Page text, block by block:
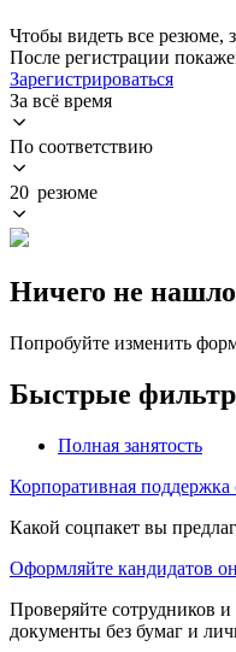
Чтобы видеть все резюме,
После регистрации
Зарегистрироваться
За всё время
По соответствию
20 резюме
Ничего не
Попробуйте изменить
Быстрые
Полная занятость
Корпоративная поддержка
Какой соцпакет вы
Оформляйте кандидатов
Проверяйте сотрудников
документы без бумаг и